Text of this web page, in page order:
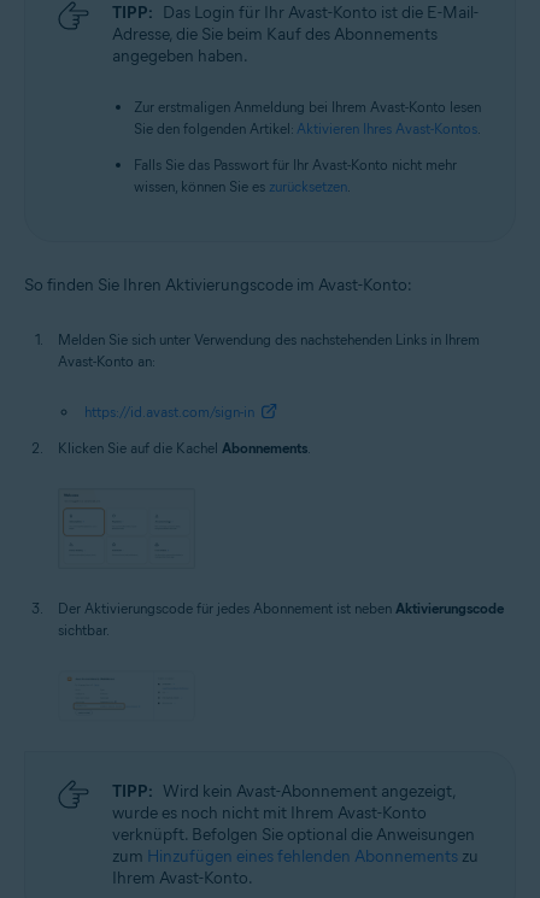
TIPP: Das Login für Ihr Avast-Konto ist die E-Mail-
Adresse, die Sie beim Kauf des Abonnements
angegeben haben.
Zur erstmaligen Anmeldung bei Ihrem Avast-Konto lesen
Sie den folgenden Artikel: Aktivieren Ihres Avast-Kontos
Falls Sie das Passwort für Ihr Avast-Konto nicht mehr
wissen, können Sie es zurücksetzen
So finden Sie Ihren Aktivierungscode im Avast-Konto:
Melden Sie sich unter Verwendung des nachstehenden Links in Ihrem
Avast-Konto an:
https://id.avast.com/sign-in
Klicken Sie auf die Kachel Abonnements
Der Aktivierungscode für jedes Abonnement ist neben Aktivierungscode
sichtbar.
TIPP: Wird kein Avast-Abonnement angezeigt,
wurde es noch nicht mit Ihrem Avast-Konto
verknüpft. Befolgen Sie optional die Anweisungen
zum Hinzufügen eines fehlenden Abonnements zu
Ihrem Avast-Konto.